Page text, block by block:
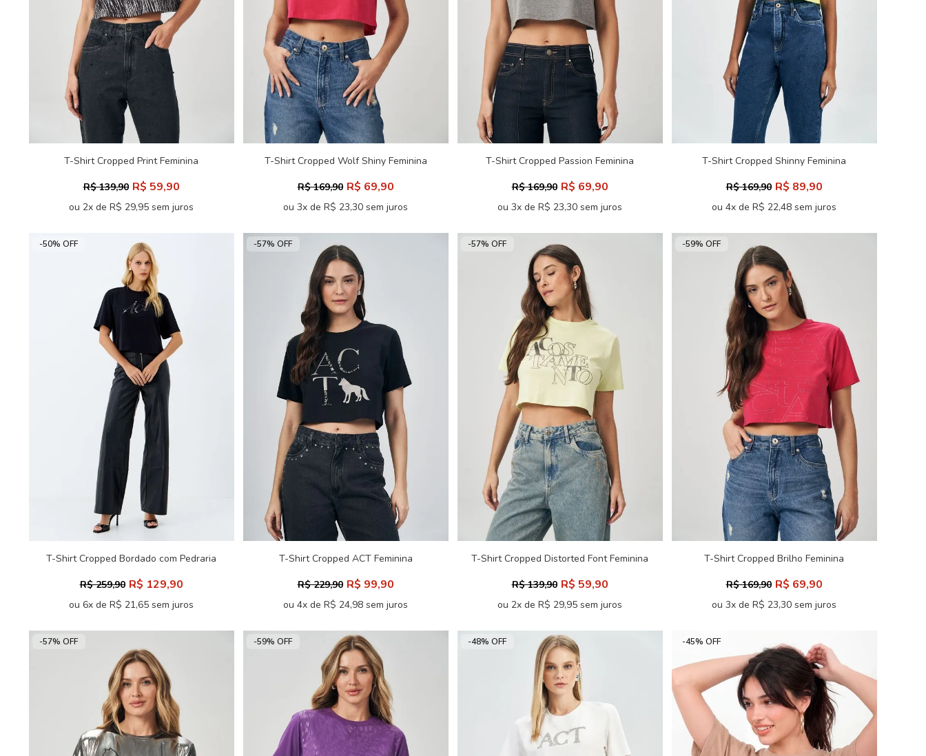
T-Shirt Cropped Print Feminina
R$ 139,90 R$ 59,90
ou 2x de R$ 29,95 sem juros
T-Shirt Cropped Wolf Shiny Feminina
R$ 169,90 R$ 69,90
ou 3x de R$ 23,30 sem juros
T-Shirt Cropped Passion Feminina
R$ 169,90 R$ 69,90
ou 3x de R$ 23,30 sem juros
T-Shirt Cropped Shinny Feminina
R$ 169,90 R$ 89,90
ou 4x de R$ 22,48 sem juros
-50% OFF
T-Shirt Cropped Bordado com Pedraria
R$ 259,90 R$ 129,90
ou 6x de R$ 21,65 sem juros
-57% OFF
T-Shirt Cropped ACT Feminina
R$ 229,90 R$ 99,90
ou 4x de R$ 24,98 sem juros
-57% OFF
T-Shirt Cropped Distorted Font Feminina
R$ 139,90 R$ 59,90
ou 2x de R$ 29,95 sem juros
-59% OFF
T-Shirt Cropped Brilho Feminina
R$ 169,90 R$ 69,90
ou 3x de R$ 23,30 sem juros
-57% OFF -59% OFF -48% OFF -45% OFF